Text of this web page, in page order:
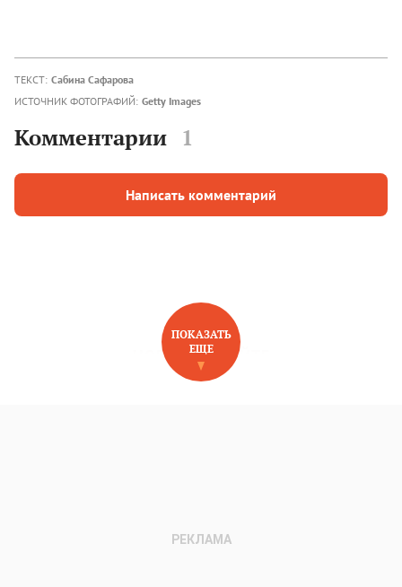
ТЕКСТ: Сабина Сафарова
ИСТОЧНИК ФОТОГРАФИЙ: Getty Images
Комментарии 1
Написать комментарий
НОВОЕ НА САЙТЕ
ПОКАЗАТЬ
ЕЩЕ